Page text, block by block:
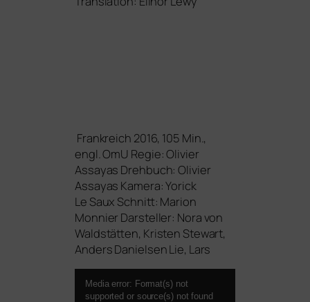
Frankreich 2016, 105 Min.,
engl. OmU Regie:Olivier
Assayas Drehbuch:Olivier
Assayas Kamera:Yorick
Le Saux Schnitt: Marion
Monnier Darsteller: Nora von
Waldstätten, Kristen Stewart,
Anders Danielsen Lie, Lars
Player
Media error: Format(s) not
supported or source(s) not found